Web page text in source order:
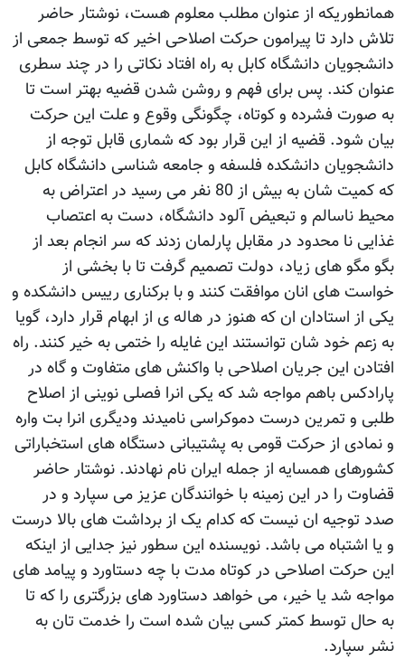
همانطوریکه از عنوان مطلب معلوم هست، نوشتار حاضر
تلاش دارد تا پیرامون حرکت اصلاحی اخیر که توسط جمعی از
دانشجویان دانشگاه کابل به راه افتاد نکاتی را در چند سطری
عنوان کند. پس برای فهم و روشن شدن قضیه بهتر است تا
به صورت فشرده و کوتاه، چگونگی وقوع و علت این حرکت
بیان شود. قضیه از این قرار بود که شماری قابل توجه از
دانشجویان دانشکده فلسفه و جامعه شناسی دانشگاه کابل
که کمیت شان به بیش از 80 نفر می رسید در اعتراض به
محیط ناسالم و تبعیض آلود دانشگاه، دست به اعتصاب
غذایی نا محدود در مقابل پارلمان زدند که سر انجام بعد از
بگو مگو های زیاد، دولت تصمیم گرفت تا با بخشی از
خواست های انان موافقت کنند و با برکناری رییس دانشکده و
یکی از استادان ان که هنوز در هاله ی از ابهام قرار دارد، گویا
به زعم خود شان توانستند این غایله را ختمی به خیر کنند. راه
افتادن این جریان اصلاحی با واکنش های متفاوت و گاه در
پارادکس باهم مواجه شد که یکی انرا فصلی نوینی از اصلاح
طلبی و تمرین درست دموکراسی نامیدند ودیگری انرا بت واره
و نمادی از حرکت قومی به پشتیبانی دستگاه های استخباراتی
کشورهای همسایه از جمله ایران نام نهادند. نوشتار حاضر
قضاوت را در این زمینه با خوانندگان عزیز می سپارد و در
صدد توجیه ان نیست که کدام یک از برداشت های بالا درست
و یا اشتباه می باشد. نویسنده این سطور نیز جدایی از اینکه
این حرکت اصلاحی در کوتاه مدت با چه دستاورد و پیامد های
مواجه شد یا خیر، می خواهد دستاورد های بزرگتری را که تا
به حال توسط کمتر کسی بیان شده است را خدمت تان به
نشر سپارد.